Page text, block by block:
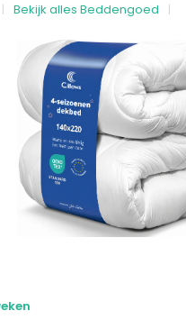
Bekijk alles Beddengoed